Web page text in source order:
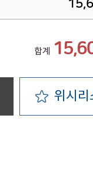
합계
위시리